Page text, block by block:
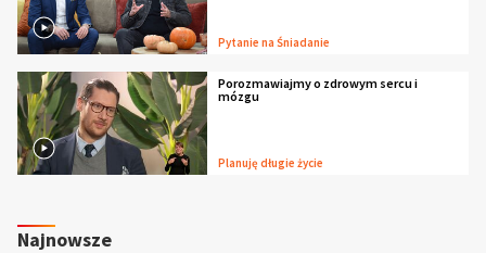
Pytanie na Śniadanie
Porozmawiajmy o zdrowym sercu i
mózgu
Planuję długie życie
Najnowsze